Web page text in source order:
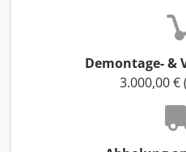
Demontage- &
3.000,00